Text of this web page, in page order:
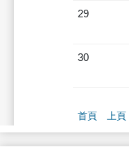
29
30
首頁 上頁